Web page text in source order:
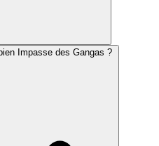
Impasse des Gangas ?